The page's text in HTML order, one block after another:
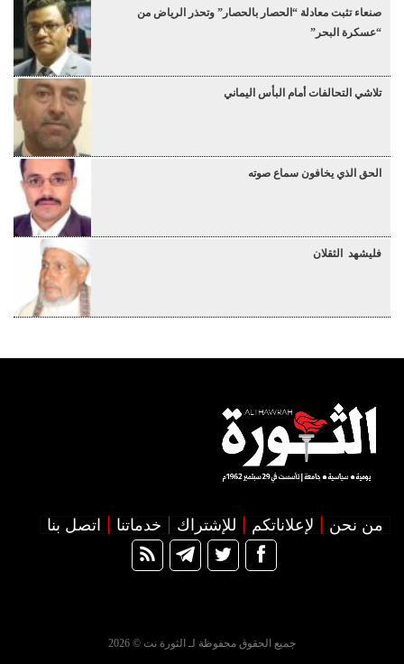
صنعاء تثبت معادلة “الحصار بالحصار” وتحذر الرياض من
“عسكرة البحر”
تلاشي التحالفات أمام البأس اليماني
الحق الذي يخافون سماع صوته
فليشهد الثقلان
من نحن لإعلاناتكم للإشتراك خدماتنا اتصل بنا
جميع الحقوق محفوظة لـ الثورة نت © 2026